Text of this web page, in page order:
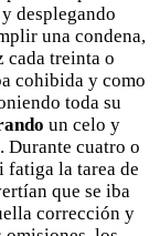
desplegando
una condena,
cada treinta o
cohibida y como
toda su
un celo y
Durante cuatro o
fatiga la tarea de
que se iba
corrección y